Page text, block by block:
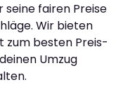
fairen Preise
Wir bieten
zum besten Preis-
Umzug